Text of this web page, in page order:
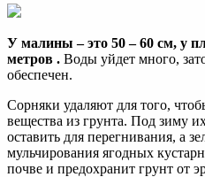
У малины – это 50 – 60 см, у
метров . Воды уйдет много,
обеспечен.
Сорняки удаляют для того,
вещества из грунта. Под зиму
оставить для перегнивания, а
мульчирования ягодных
почве и предохранит грунт от